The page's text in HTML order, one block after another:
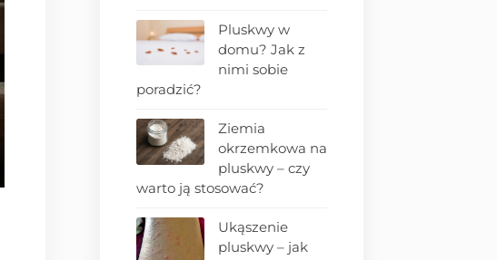
Pluskwy w
domu? Jak z
nimi sobie
poradzić?
Ziemia
okrzemkowa na
pluskwy – czy
warto ją stosować?
Ukąszenie
pluskwy – jak